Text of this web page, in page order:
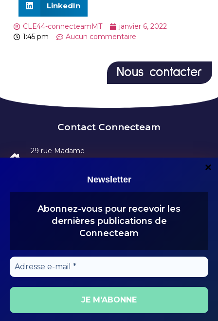
Newsletter
Abonnez-vous pour recevoir les
dernières publications de
Connecteam
Adresse
*
LinkedIn
CLE44-connecteamMT
janvier 6, 2022
1:45 pm
Aucun commentaire
Nous contacter
Contact Connecteam
29 rue Madame
06 43 52 64 35